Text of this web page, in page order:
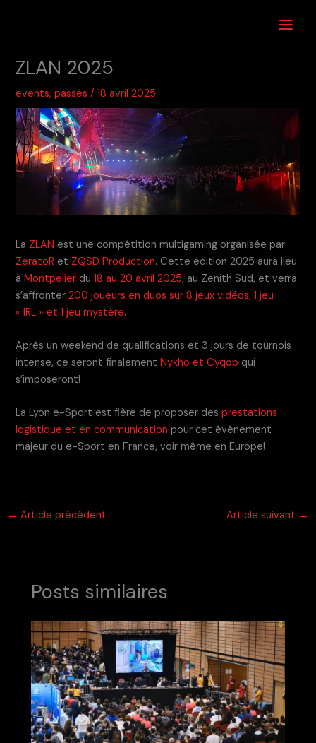
ZLAN 2025
events,passés /18 avril 2025
La ZLAN est une compétition multigaming organisée par
ZeratoR et ZQSD Production. Cette édition 2025 aura lieu
àMontpelier du18 au 20 avril 2025, au Zenith Sud, et verra
s’affronter200 joueurs en duos sur 8 jeux vidéos, 1 jeu
« IRL » et 1 jeu mystère.
Après un weekend de qualifications et 3 jours de tournois
intense, ce seront finalementNykho et Cyqop qui
s’imposeront!
La Lyon e-Sport est fière de proposer desprestations
logistique et en communication pour cet événement
majeur du e-Sport en France, voir même en Europe!
← Article précédent Article suivant →
Posts similaires